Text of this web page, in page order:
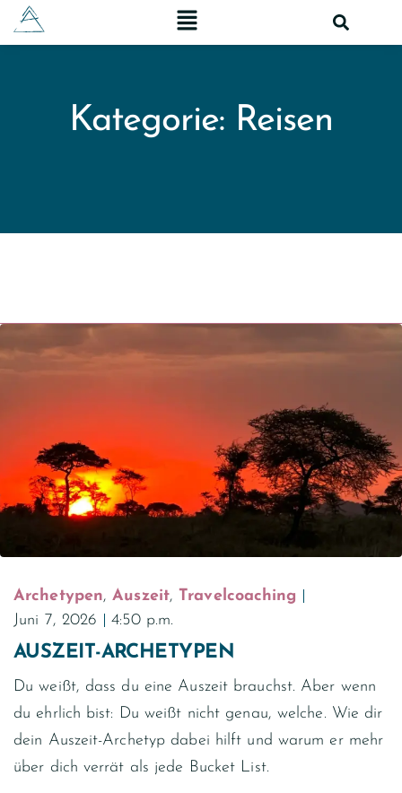
Kategorie: Reisen
Archetypen,Auszeit,Travelcoaching
Juni 7, 2026
4:50 p.m.
AUSZEIT-ARCHETYPEN
Du weißt, dass du eine Auszeit brauchst. Aber wenn
du ehrlich bist: Du weißt nicht genau, welche. Wie dir
dein Auszeit-Archetyp dabei hilft und warum er mehr
über dich verrät als jede Bucket List.